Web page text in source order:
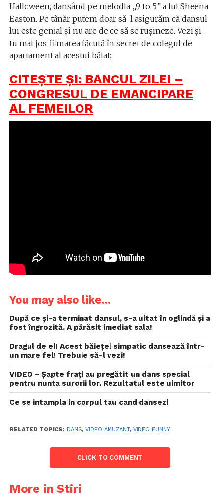
Halloween, dansând pe melodia „9 to 5” a lui Sheena
Easton. Pe tânăr putem doar să-l asigurăm că dansul
lui este genial și nu are de ce să se rușineze. Vezi și
tu mai jos filmarea făcută în secret de colegul de
apartament al acestui băiat:
CITEȘTE ȘI: BANCUL ZILEI –
CONGRESUL DE EMANCIPARE
AL FEMEILOR
You may also like...
După ce și-a terminat dansul, s-a uitat în oglindă și a
fost îngrozită. A părăsit imediat sala!
Dragul de el! Acest băiețel simpatic dansează într-
un mare fel! Trebuie să-l vezi!
VIDEO – Șapte frați au pregătit un dans special
pentru nunta surorii lor. Rezultatul este uimitor
Ce se intampla in corpul tau cand dansezi
RELATED TOPICS: DANS, VIDEO AMUZANT, VIDEO FUNNY
CLICK TO COMMENT
More in Stiri